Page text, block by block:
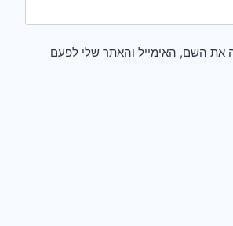
את השם, האימייל והאתר שלי לפעם